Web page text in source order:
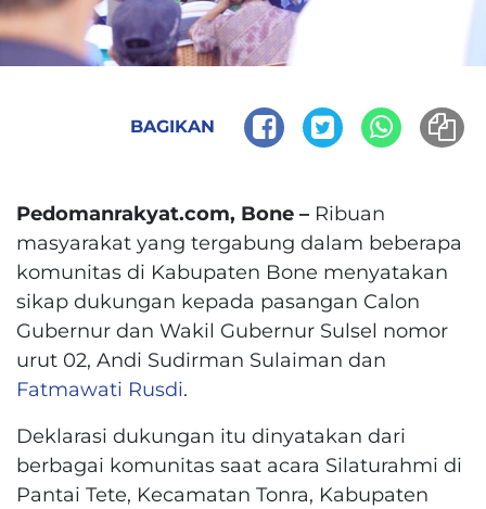
BAGIKAN
Pedomanrakyat.com, Bone – Ribuan
masyarakat yang tergabung dalam beberapa
komunitas di Kabupaten Bone menyatakan
sikap dukungan kepada pasangan Calon
Gubernur dan Wakil Gubernur Sulsel nomor
urut 02, Andi Sudirman Sulaiman dan
Fatmawati Rusdi.
Deklarasi dukungan itu dinyatakan dari
berbagai komunitas saat acara Silaturahmi di
Pantai Tete, Kecamatan Tonra, Kabupaten